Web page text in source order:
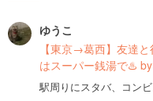
ゆうこ
【東京→葛西】友達
はスーパー銭湯で♨️
駅周りにスタバ、コンビ